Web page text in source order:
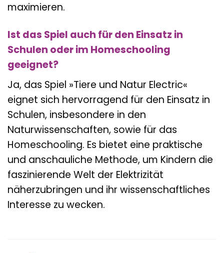
maximieren.
Ist das Spiel auch für den Einsatz in
Schulen oder im Homeschooling
geeignet?
Ja, das Spiel »Tiere und Natur Electric«
eignet sich hervorragend für den Einsatz in
Schulen, insbesondere in den
Naturwissenschaften, sowie für das
Homeschooling. Es bietet eine praktische
und anschauliche Methode, um Kindern die
faszinierende Welt der Elektrizität
näherzubringen und ihr wissenschaftliches
Interesse zu wecken.